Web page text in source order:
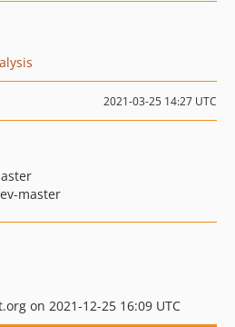
2021-03-25 14:27 UTC
master
on 2021-12-25 16:09 UTC